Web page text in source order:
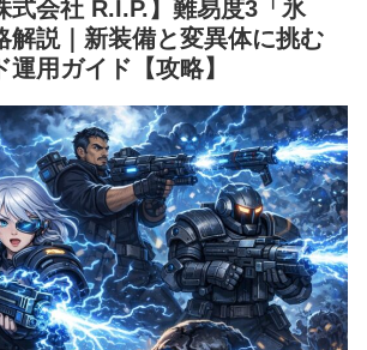
式会社 R.I.P.】難易度3「氷
解説｜新装備と変異体に挑む
用ガイド【攻略】